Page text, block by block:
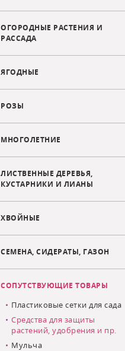
ОГОРОДНЫЕ РАСТЕНИЯ И
РАССАДА
ЯГОДНЫЕ
РОЗЫ
МНОГОЛЕТНИЕ
ЛИСТВЕННЫЕ ДЕРЕВЬЯ,
КУСТАРНИКИ И ЛИАНЫ
ХВОЙНЫЕ
СЕМЕНА, СИДЕРАТЫ, ГАЗОН
СОПУТСТВУЮЩИЕ ТОВАРЫ
Пластиковые сетки для сада
Средства для защиты
растений, удобрения и пр.
Мульча